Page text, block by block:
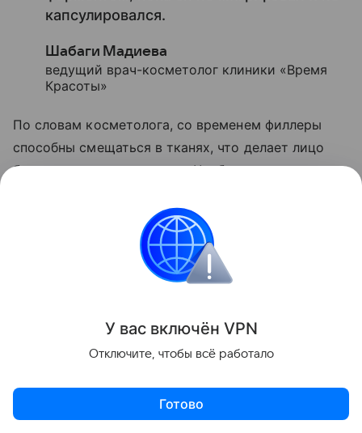
капсулировался.
Шабаги Мадиева
ведущий врач-косметолог клиники «Время
Красоты»
По словам косметолога, со временем филлеры
способны смещаться в тканях, что делает лицо
более отечным и тяжелым. Чтобы снизить риск
проходить процедуры только в лицензированных
медицинских клиниках и обращаться к врачам с
профильной подготовкой.
хранить косметику в жару.
Поделиться
У вас включён VPN
Отключите, чтобы всё работало
Готово